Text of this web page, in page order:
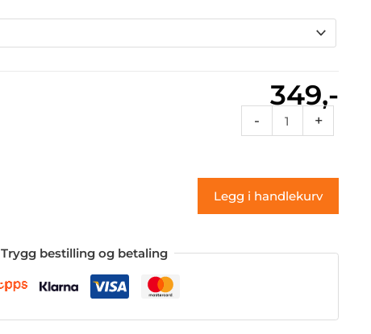
349,-
-
Flames
(klistremerke)
antall
+
Legg i handlekurv
Trygg bestilling og betaling